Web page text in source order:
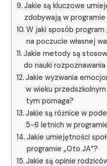
Jakie są kluczowe
zdobywają w programie
W jaki sposób program
na poczucie własnej
Jakie metody są
do nauki
Jakie wyzwania
w wieku
tym pomaga?
Jakie są różnice w
5-6 letnich w
Jakie umiejętności
programie „Oto JA”?
Jakie są opinie